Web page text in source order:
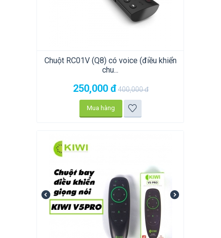
Chuột RC01V (Q8) có voice (điều khiển
chu...
250,000 đ400,000đ
Mua hàng